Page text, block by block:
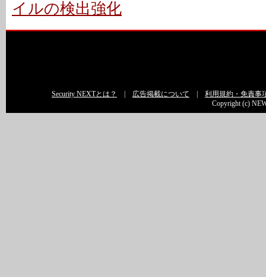
イルの検出強化
Security NEXTとは？ 広告掲載について
利用規約・免責事
Copyright (c)